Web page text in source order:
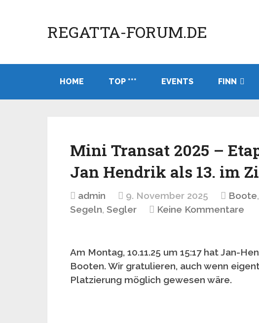
REGATTA-FORUM.DE
HOME TOP *** EVENTS FINN
Mini Transat 2025 –
Jan Hendrik als 13. im
admin 9. November 2025 Boote,
Segeln, Segler Keine Kommentare
Am Montag, 10.11.25 um 15:17 hat Jan-
Booten. Wir gratulieren, auch wenn
Platzierung möglich gewesen wäre.